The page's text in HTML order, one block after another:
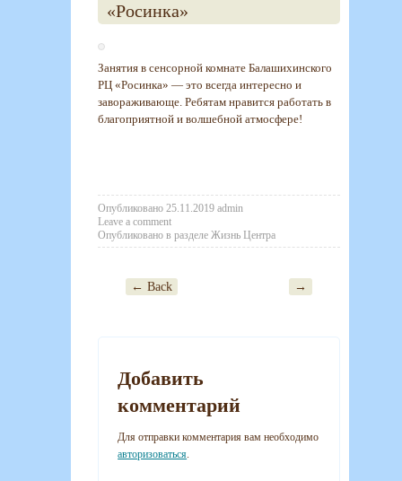
«Росинка»
Занятия в сенсорной комнате Балашихинского
РЦ «Росинка» — это всегда интересно и
завораживающе. Ребятам нравится работать в
благоприятной и волшебной атмосфере!
Опубликовано 25.11.2019 admin
Leave a comment
Опубликовано в разделе Жизнь Центра
Post navigation
← Back →
Добавить
комментарий
Для отправки комментария вам необходимо
авторизоваться.